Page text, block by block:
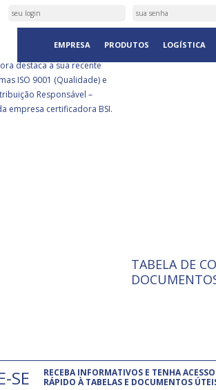
EMPRESA PRODUTOS LOGÍSTICA
É
BSI
destaca a sua recente
ISO 9001 (Qualidade) e
Responsável –
empresa certificadora BSI.
ISO 9001:
A
TABELA DE
SE
RECEBA INFORMATIVOS E TENHA ACESSO
RÁPIDO À TABELAS E DOCUMENTOS